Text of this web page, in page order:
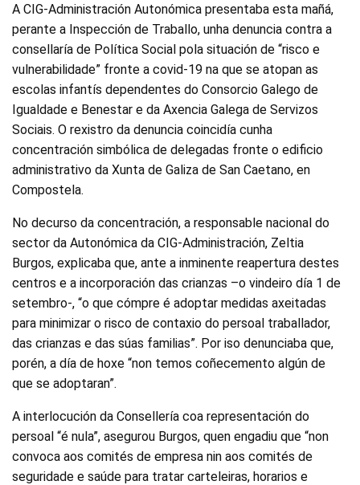
A CIG-Administración Autonómica presentaba esta mañá,
perante a Inspección de Traballo, unha denuncia contra a
consellaría de Política Social pola situación de “risco e
vulnerabilidade” fronte a covid-19 na que se atopan as
escolas infantís dependentes do Consorcio Galego de
Igualdade e Benestar e da Axencia Galega de Servizos
Sociais. O rexistro da denuncia coincidía cunha
concentración simbólica de delegadas fronte o edificio
administrativo da Xunta de Galiza de San Caetano, en
Compostela.
No decurso da concentración, a responsable nacional do
sector da Autonómica da CIG-Administración, Zeltia
Burgos, explicaba que, ante a inminente reapertura destes
centros e a incorporación das crianzas –o vindeiro día 1 de
setembro-, “o que cómpre é adoptar medidas axeitadas
para minimizar o risco de contaxio do persoal traballador,
das crianzas e das súas familias”. Por iso denunciaba que,
porén, a día de hoxe “non temos coñecemento algún de
que se adoptaran”.
A interlocución da Consellería coa representación do
persoal “é nula”, asegurou Burgos, quen engadiu que “non
convoca aos comités de empresa nin aos comités de
seguridade e saúde para tratar carteleiras, horarios e